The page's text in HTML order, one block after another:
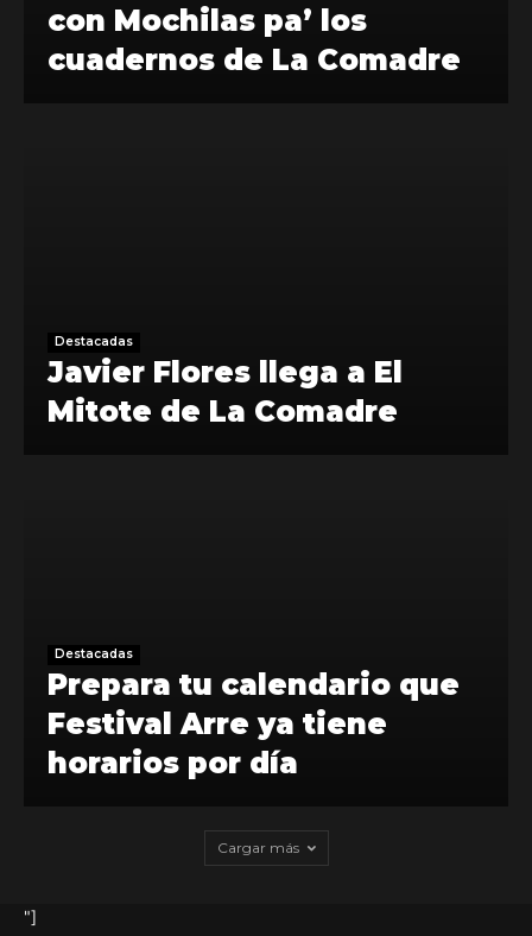
con Mochilas pa’ los
cuadernos de La Comadre
Destacadas
Javier Flores llega a El
Mitote de La Comadre
Destacadas
Prepara tu calendario que
Festival Arre ya tiene
horarios por día
Cargar más
"]